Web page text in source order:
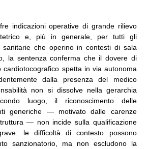
indicazioni operative di grande rilievo
e, più in generale, per tutti gli
sanitarie che operino in contesti di sala
la sentenza conferma che il dovere di
cardiotocografico spetta in via autonoma
dalla presenza del medico
non si dissolve nella gerarchia
luogo, il riconoscimento delle
generiche — motivato dalle carenze
— non incide sulla qualificazione
le difficoltà di contesto possono
sanzionatorio, ma non escludono la